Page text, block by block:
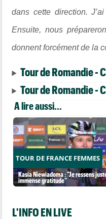
dans cette direction.
Ensuite, nous
donnent forcément de la
Tour de Romandie -
Tour de Romandie -
A lire aussi...
TOUR DE FRANCE FEMMES
Kasia Niewiadoma : "Je ressens
immense gratitude"
L'INFO EN LIVE